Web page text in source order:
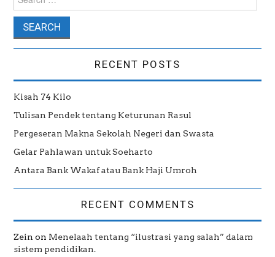
RECENT POSTS
Kisah 74 Kilo
Tulisan Pendek tentang Keturunan Rasul
Pergeseran Makna Sekolah Negeri dan Swasta
Gelar Pahlawan untuk Soeharto
Antara Bank Wakaf atau Bank Haji Umroh
RECENT COMMENTS
Zein on Menelaah tentang “ilustrasi yang salah” dalam
sistem pendidikan.